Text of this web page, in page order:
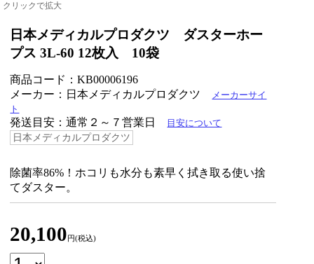
クリックで拡大
日本メディカルプロダクツ ダスターホー
プス 3L-60 12枚入 10袋
商品コード：KB00006196
メーカー：日本メディカルプロダクツ
メーカーサイ
ト
発送目安：通常２～７営業日 目安について
日本メディカルプロダクツ
除菌率86%！ホコリも水分も素早く拭き取る使い捨
てダスター。
20,100 円(税込)